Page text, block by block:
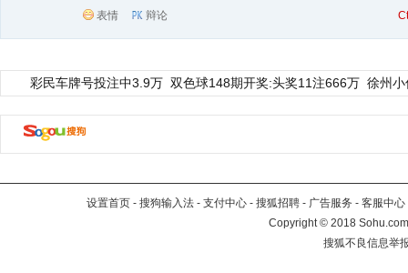
表情 辩论
彩民车牌号投注中3.9万 双色球148期开奖:头奖11注666万 徐州
设置首页 - 搜狗输入法 - 支付中心 - 搜狐招聘 - 广告服务 - 客服中心
Copyright©2018
搜狐不良信息举